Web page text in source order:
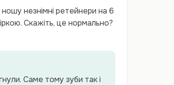
незнімні ретейнери на 6
Скажіть, це нормально?
Саме тому зуби так і